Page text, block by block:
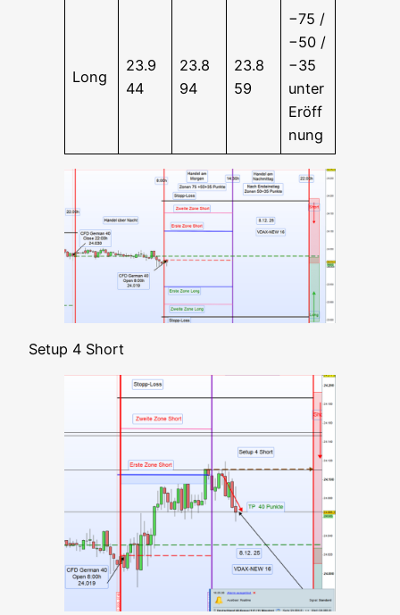
Long
23.9
44
23.8
94
23.8
59
−75 /
−50 /
−35
unter
Eröff
nung
Set­up 4 Short